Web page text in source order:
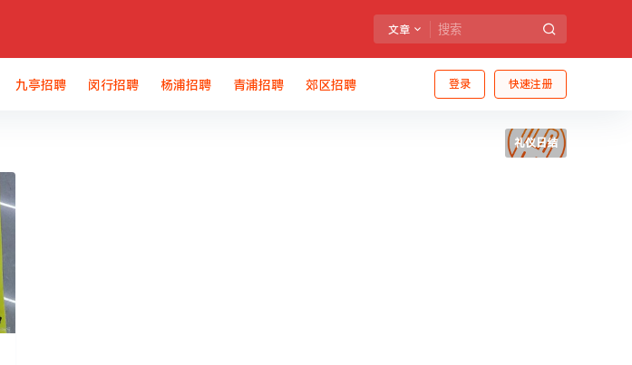
文章
登录 快速注册
九亭招聘 闵行招聘 杨浦招聘 青浦招聘 郊区招聘
礼仪日结